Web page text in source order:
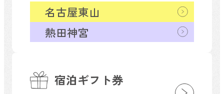
宿泊ギフト券
熱田神宮
名古屋東山